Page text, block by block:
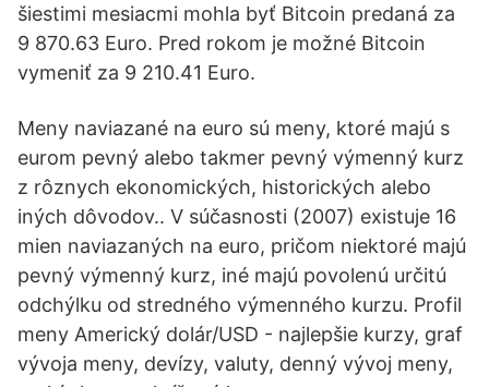
šiestimi mesiacmi mohla byť Bitcoin predaná za
9 870.63 Euro. Pred rokom je možné Bitcoin
vymeniť za 9 210.41 Euro.
Meny naviazané na euro sú meny, ktoré majú s
eurom pevný alebo takmer pevný výmenný kurz
z rôznych ekonomických, historických alebo
iných dôvodov.. V súčasnosti (2007) existuje 16
mien naviazaných na euro, pričom niektoré majú
pevný výmenný kurz, iné majú povolenú určitú
odchýlku od stredného výmenného kurzu. Profil
meny Americký dolár/USD - najlepšie kurzy, graf
vývoja meny, devízy, valuty, denný vývoj meny,